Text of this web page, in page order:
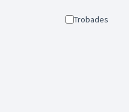
Trobades